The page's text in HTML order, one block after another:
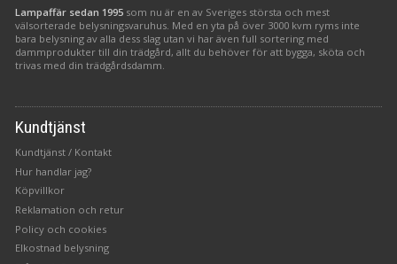
Lampaffär sedan 1995 som nu är en av Sveriges största och mest
välsorterade belysningsvaruhus. Med en yta på över 3000 kvm ryms inte
bara belysning av alla dess slag utan vi har även full sortering med
dammprodukter till din trädgård, allt du behöver för att bygga, sköta och
trivas med din trädgårdsdamm.
Kundtjänst
Kundtjänst / Kontakt
Hur handlar jag?
Köpvillkor
Reklamation och retur
Policy och cookies
Elkostnad belysning